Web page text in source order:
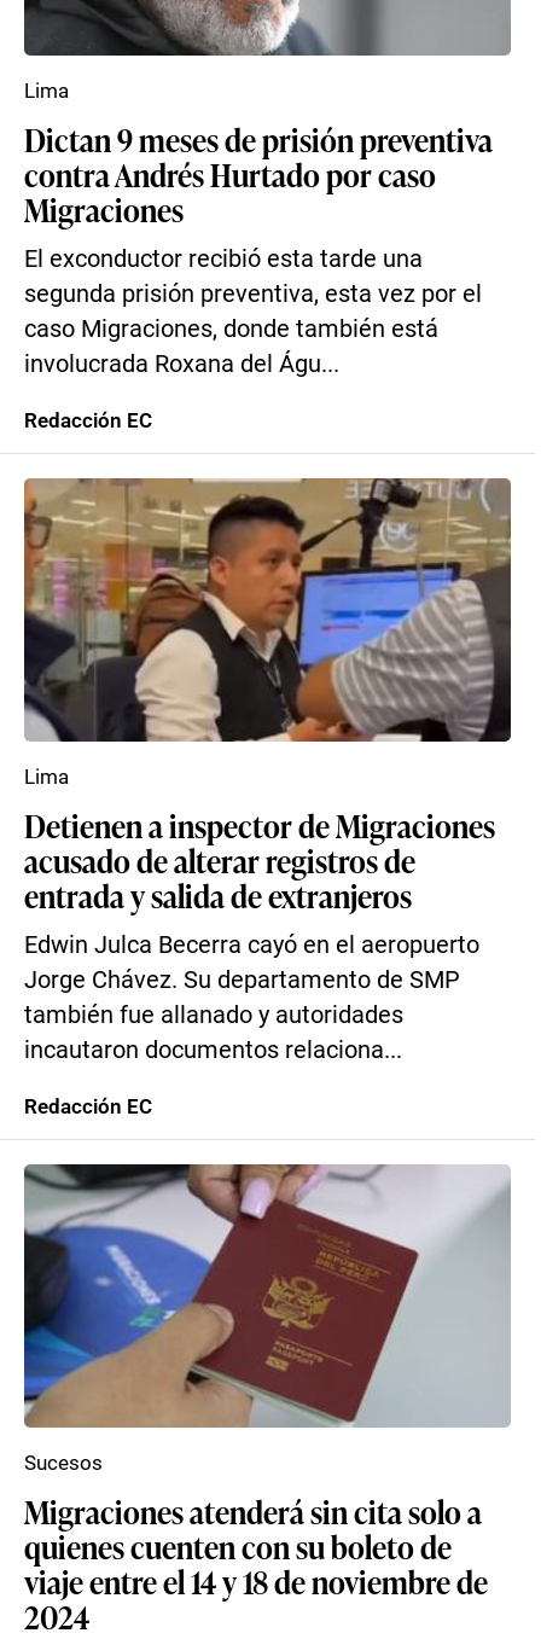
Dictan 9 meses de prisión preventiva
contra Andrés Hurtado por caso
Migraciones
El exconductor recibió esta tarde una
segunda prisión preventiva, esta vez por el
caso Migraciones, donde también está
involucrada Roxana del Águ...
Lima
Redacción EC
Detienen a inspector de Migraciones
acusado de alterar registros de
entrada y salida de extranjeros
Edwin Julca Becerra cayó en el aeropuerto
Jorge Chávez. Su departamento de SMP
también fue allanado y autoridades
incautaron documentos relaciona...
Lima
Redacción EC
Migraciones atenderá sin cita solo a
quienes cuenten con su boleto de
viaje entre el 14 y 18 de noviembre de
2024
Sucesos